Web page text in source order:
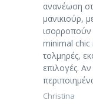
ανανέωση
μανικιούρ,
minimal chic
τολμηρές,
επιλογές.
Christina